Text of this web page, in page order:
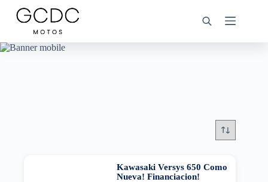
contenido
Kawasaki Versys 650 Como
Nueva! Financiacion!